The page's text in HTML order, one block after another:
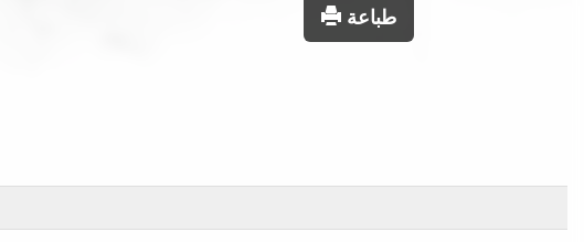
طباعة